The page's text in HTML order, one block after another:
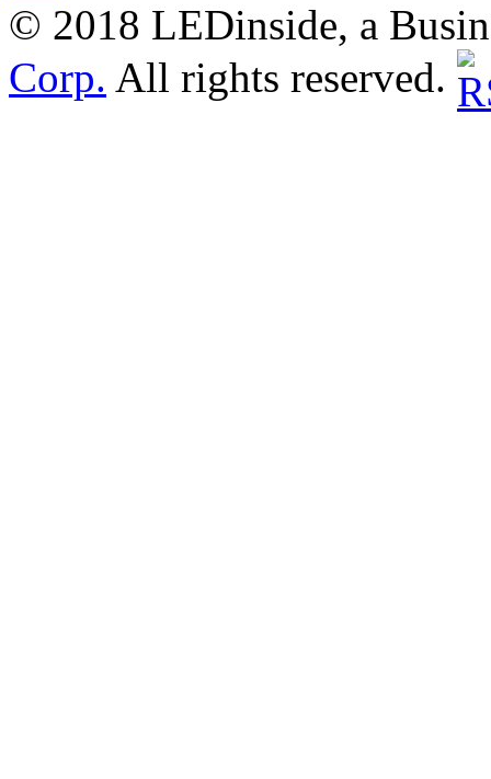
© 2018 LEDinside, a
Corp. All rights reserved.